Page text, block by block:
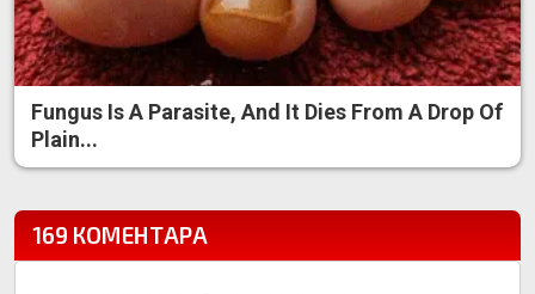
Fungus Is A Parasite, And It Dies From A Drop Of
Plain...
169 КОМЕНТАРА